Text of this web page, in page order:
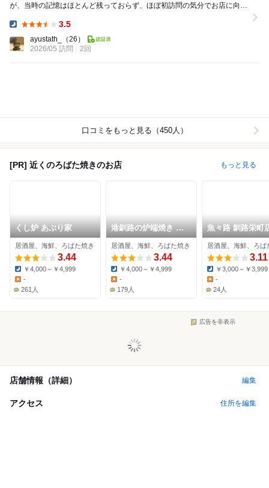
が、当時の記憶はほとんど残っておらず、ほぼ初訪問の気分でお店に向か
3.5
ayustath_
（26）
2026/05 訪問
2回
口コミをもっと見る（450人）
[PR] 近くのろばた焼きのお店 もっと見る
くし炉 あぶり家
居酒屋、海鮮、ろばた焼き
3.44
Dinner:
￥4,000～￥4,999
-
261人
港釧路の炉端焼き 虎
や
居酒屋、海鮮、ろばた焼き
3.44
Dinner:
￥4,000～￥4,999
-
179人
魚々路 釧路栄町
居酒屋、海鮮、ろば
3.11
Dinner:
￥3,000～￥3,999
Lunch:
-
24人
広告を非表示
店舗情報（詳細） 編集
アクセス 住所を編集